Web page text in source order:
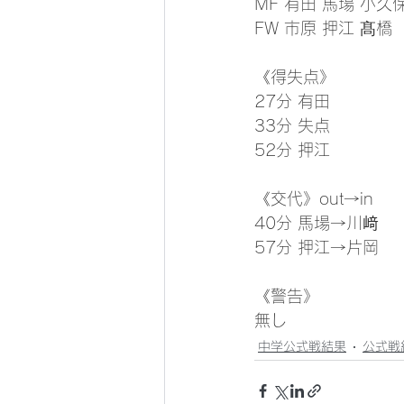
MF 有田 馬場 小久
FW 市原 押江 髙橋
《得失点》
27分 有田
33分 失点
52分 押江
《交代》out→in
40分 馬場→川﨑
57分 押江→片岡
《警告》
無し
中学公式戦結果 公式戦